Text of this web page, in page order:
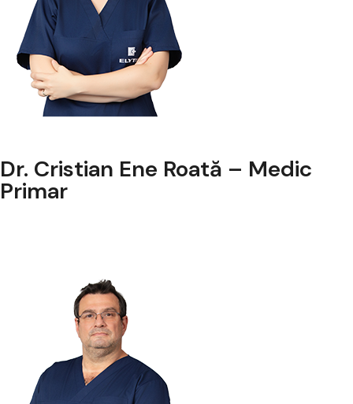
Dr. Cristian Ene Roată – Medic
Primar